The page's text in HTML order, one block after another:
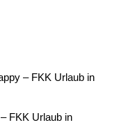
– FKK Urlaub in
FKK Urlaub in